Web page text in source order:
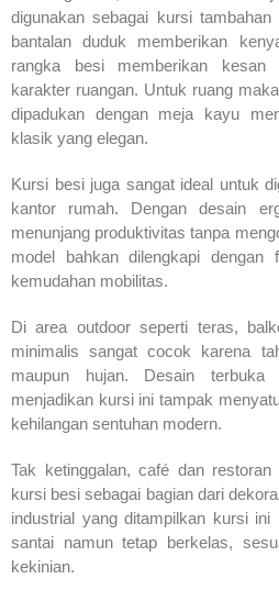
digunakan sebagai kursi
bantalan duduk memberikan
rangka besi memberikan kesan
karakter ruangan. Untuk ruang
dipadukan dengan meja kayu
klasik yang elegan.
Kursi besi juga sangat ideal untuk
kantor rumah. Dengan desain
menunjang produktivitas tanpa
model bahkan dilengkapi
kemudahan mobilitas.
Di area outdoor seperti teras,
minimalis sangat cocok karena
maupun hujan. Desain terbuka
menjadikan kursi ini tampak
kehilangan sentuhan modern.
Tak ketinggalan, café dan
kursi besi sebagai bagian dari
industrial yang ditampilkan kursi
santai namun tetap berkelas,
kekinian.